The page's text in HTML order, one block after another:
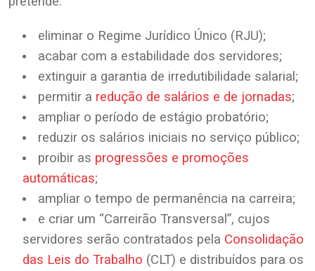
eliminar o Regime Jurídico Único (RJU);
acabar com a estabilidade dos servidores;
extinguir a garantia de irredutibilidade salarial;
permitir a redução de salários e de jornadas;
ampliar o período de estágio probatório;
reduzir os salários iniciais no serviço público;
proibir as progressões e promoções
automáticas;
ampliar o tempo de permanência na carreira;
e criar um “Carreirão Transversal”, cujos
servidores serão contratados pela Consolidação
das Leis do Trabalho (CLT) e distribuídos para os